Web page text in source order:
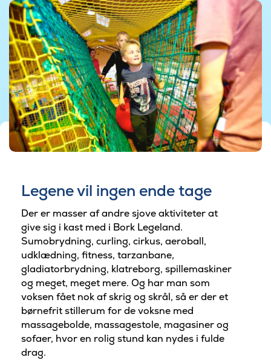
Legene vil ingen ende tage
Der er masser af andre sjove aktiviteter at
give sig i kast med i Bork Legeland.
Sumobrydning, curling, cirkus, aeroball,
udklædning, fitness, tarzanbane,
gladiatorbrydning, klatreborg, spillemaskiner
og meget, meget mere. Og har man som
voksen fået nok af skrig og skrål, så er der et
børnefrit stillerum for de voksne med
massagebolde, massagestole, magasiner og
sofaer, hvor en rolig stund kan nydes i fulde
drag.